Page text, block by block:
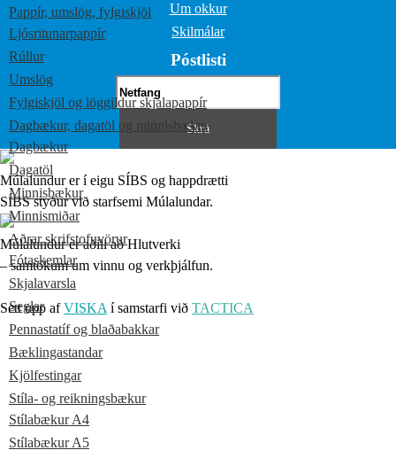
Pappír, umslög, fylgiskjöl
Ljósritunarpappír
Rúllur
Umslög
Fylgiskjöl og löggildur skjalapappír
Dagbækur, dagatöl og minnisbækur
Dagbækur
Dagatöl
Minnisbækur
Minnismiðar
Aðrar skrifstofuvörur
Fótaskemlar
Skjalavarsla
Seglar
Pennastatíf og blaðabakkar
Bæklingastandar
Kjölfestingar
Stíla- og reikningsbækur
Stílabækur A4
Stílabækur A5
Um okkur
Skilmálar
Póstlisti
Múlalundur er í eigu SÍBS og happdrætti
SÍBS styður við starfsemi Múlalundar.
Múlalundur er aðili að Hlutverki
– samtökum um vinnu og verkþjálfun.
Sett upp afVISKA í samstarfi við TACTICA